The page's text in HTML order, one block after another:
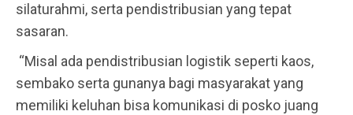
silaturahmi, serta pendistribusian yang tepat
sasaran.
“Misal ada pendistribusian logistik seperti kaos,
sembako serta gunanya bagi masyarakat yang
memiliki keluhan bisa komunikasi di posko juang